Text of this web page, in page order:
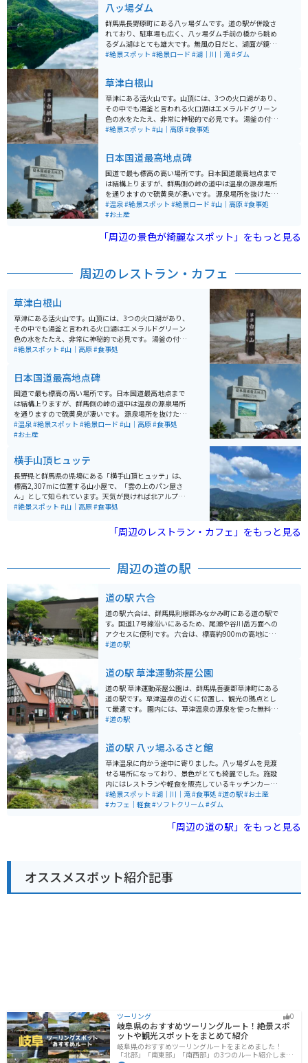
八ッ場ダム
群馬県長野原町にある八ッ場ダムです。道の駅が併設さ
れており、駐車場も広く、八ッ場ダム手前の橋から眺め
るダム湖はとても雄大です。無風の日だと、湖面が鏡の
様になりとても綺麗です。 道中の国道145号線は日本ロ
す。バイクでも車でも気持ちよく走れます。 更に西へ向
かい、右は志賀草津ルート、左は軽井沢へとルート、ど
ちらも走りやすく絶景が続くルートです。
#絶景スポット #絶景ロード #湖｜川｜滝#ダム
草津白根山
草津にある活火山です。山頂には、3つの火口湖があり、
その中でも湯釜と言われる火口湖はエメラルドグリーン
色の水をたたえ、非常に神秘的で必見です。 湯釜の付近
には大型駐車場があります。草津温泉に行ったら是非、
ては、冬季（11月から4月頃）は通行止めになること、
活火山のため噴火警戒レベルに応じて年単位で立ち入り
禁止になることです。公式サイト、もしくは気象庁のサ
イトの情報をチェックしてから行きましょう。
#絶景スポット #山｜高原#食事処
日本国道最高地点碑
国道で最も標高の高い場所です。日本国道最高地点まで
は結構上りますが、群馬側の峠の道中は温泉の源泉場所
を通りますので硫黄臭が凄いです。 源泉場所を抜けた先
の景色は絶景です。まるで、もののけ姫の映画の中に入
ったような世界です。ところどころ景色を堪能できるよ
道幅はそれほど狭くありませんが、場所により危険個所
#温泉#絶景スポット #絶景ロード #山｜高原#食事処
#お土産
「周辺の景色が綺麗なスポット」をもっと見る
周辺のレストラン・カフェ
草津白根山
草津にある活火山です。山頂には、3つの火口湖があり、
その中でも湯釜と言われる火口湖はエメラルドグリーン
色の水をたたえ、非常に神秘的で必見です。 湯釜の付近
には大型駐車場があります。草津温泉に行ったら是非、
ては、冬季（11月から4月頃）は通行止めになること、
活火山のため噴火警戒レベルに応じて年単位で立ち入り
禁止になることです。公式サイト、もしくは気象庁のサ
イトの情報をチェックしてから行きましょう。
#絶景スポット #山｜高原#食事処
日本国道最高地点碑
国道で最も標高の高い場所です。日本国道最高地点まで
は結構上りますが、群馬側の峠の道中は温泉の源泉場所
を通りますので硫黄臭が凄いです。 源泉場所を抜けた先
の景色は絶景です。まるで、もののけ姫の映画の中に入
ったような世界です。ところどころ景色を堪能できるよ
道幅はそれほど狭くありませんが、場所により危険個所
があるので、速度は注意してください。 草津温泉が近く
にあるので、合わせて訪れるのがオススメです。
#温泉#絶景スポット #絶景ロード #山｜高原#食事処
#お土産
横手山頂ヒュッテ
長野県と群馬県の県境にある「横手山頂ヒュッテ」は、
標高2,307mに位置する山小屋で、「雲の上のパン屋さ
ん」として知られています。天気が良ければ北アルプス
や富士山、佐渡島まで望むことができ、壮大な360度の
パンを使ったシチューで、絶景とともに味わうひととき
は格別。山頂へはマイカーやバイクの乗り入れができな
す。体力に自信があれば、「のぞき」付近の駐車場から
#絶景スポット #山｜高原#食事処
「周辺のレストラン・カフェ」をもっと見る
周辺の道の駅
道の駅 六合
道の駅 六合は、群馬県利根郡みなかみ町にある道の駅で
す。国道17号線沿いにあるため、尾瀬や谷川岳方面への
アクセスに便利です。 六合は、標高約900mの高地に位
置しており、夏は涼しく避暑地としても人気がありま
きます。また、六合茶屋では、地元で採れた山菜を使っ
たそばやうどん、イワナ料理などが味わえます。 バイク
で訪れる場合、道の駅から尾瀬や谷川岳方面へ続く山岳
道路は、景色も良く、ツーリングにおすすめです。ただ
し、カーブや勾配が多い区間もあるので、安全運転を心
車で約10分の場所にある「宝川温泉」は、渓流沿いに広
がる混浴露天風呂が有名です。
#道の駅
道の駅 草津運動茶屋公園
道の駅 草津運動茶屋公園は、群馬県吾妻郡草津町にある
道の駅です。草津温泉の近くに位置し、観光の拠点とし
て最適です。 園内には、草津温泉の源泉を使った無料の
足湯があり、旅の疲れを癒すことができます。また、地
ャンプ場を利用するのがおすすめです。ここは、草津温
泉街にも近く、観光の拠点として最適です。 草津温泉
は、日本を代表する名湯として知られています。湯畑や
温泉街の散策など、見どころもたくさんあります。お土
産には、温泉饅頭や温泉たまごがおすすめです。
#道の駅
道の駅 八ッ場ふるさと館
草津温泉に向かう途中に寄りました。八ッ場ダムを見渡
せる場所になっており、景色がとても綺麗でした。施設
内にはレストランや軽食を販売しているキッチンカーな
ども停まっており、絶景を見ながらグルメを楽しむこと
ができます。足湯もありました。
#絶景スポット #湖｜川｜滝#食事処 #道の駅#お土産
#カフェ｜軽食#ソフトクリーム#ダム
「周辺の道の駅」をもっと見る
オススメスポット紹介記事
ツーリング 0
岐阜県のおすすめツーリングルート！絶景スポ
ットや観光スポットをまとめて紹介
岐阜県のおすすめツーリングルートをまとめました！
「北部」「南東部」「南西部」の3つのルート紹介しま